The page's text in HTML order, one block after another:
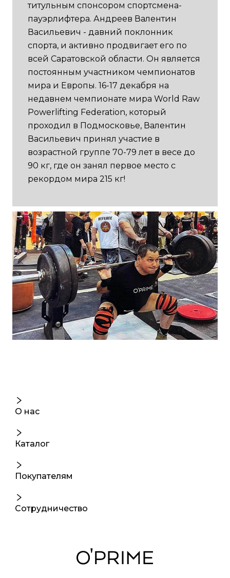
титульным спонсором спортсмена-
пауэрлифтера. Андреев Валентин
Васильевич - давний поклонник
спорта, и активно продвигает его по
всей Саратовской области. Он является
постоянным участником чемпионатов
мира и Европы. 16-17 декабря на
недавнем чемпионате мира World Raw
Powerlifting Federation, который
проходил в Подмосковье, Валентин
Васильевич принял участие в
возрастной группе 70-79 лет в весе до
90 кг, где он занял первое место с
рекордом мира 215 кг!
О нас
Каталог
Покупателям
Сотрудничество